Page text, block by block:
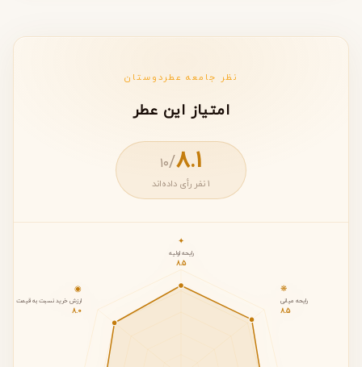
نظر جامعه عطردوستان
امتیاز این عطر
8.1
/۱۰
1 نفر رأی داده‌اند
✦
رایحه اولیه
8.5
❋
رایحه میانی
8.5
◉
ارزش خرید نسبت به قیمت
8.0